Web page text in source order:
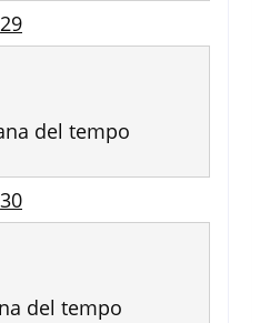
29
del tempo
30
del tempo